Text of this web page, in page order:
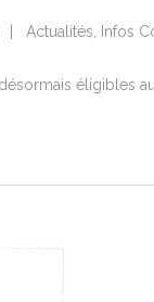
Actualités Infos
éligibles